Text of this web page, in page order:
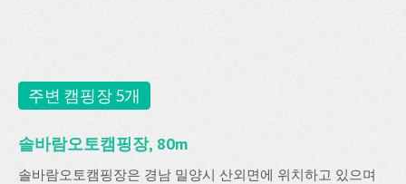
주변 캠핑장 5개
솔바람오토캠핑장, 80m
솔바람오토캠핑장은 경남 밀양시 산외면에 위치하고 있으며